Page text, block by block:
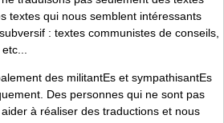
textes qui nous semblent intéressants
: textes communistes de conseils,
des militantEs et sympathisantEs
Des personnes qui ne sont pas
à réaliser des traductions et nous